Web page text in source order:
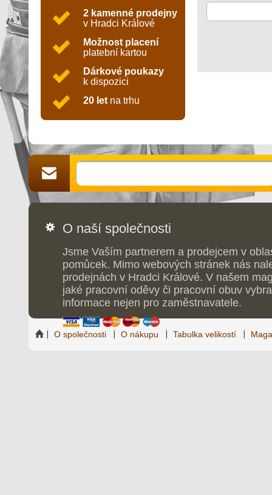
2 kamenné prodejny
v Hradci Králové
Možnost placení
platební kartou
Dárkové poukazy
k dispozici
20 let na trhu
O naší společnosti
Jsme Vaším partnerem a prodejcem v
pomůcek. Mimo webových stránek nás
prodejnách v Hradci Králové. V našem
jaké pracovní oděvy či pracovní obuv
informace nejen pro zaměstnavatele.
O společnosti O nákupu Tabulka velikostí